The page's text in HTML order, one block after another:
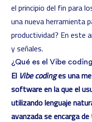
el principio del fin para
una nueva herramienta
productividad? En este
y señales.
¿Qué es el Vibe
El Vibe codinges una
software en la que el
utilizando lenguaje
avanzada se encarga